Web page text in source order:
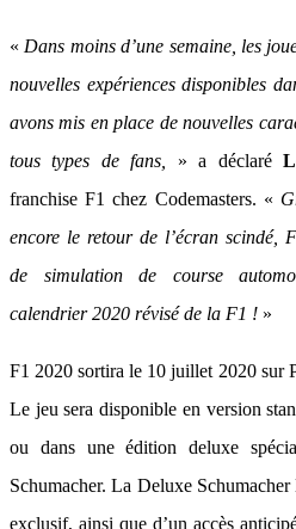
« Dans moins d’une semaine, les
nouvelles expériences disponibles
avons mis en place de nouvelles
tous types de fans,
» a déclaré
franchise F1 chez Codemasters. «
encore le retour de l’écran scindé,
de simulation de course
calendrier 2020 révisé de la F1 ! »
F1 2020 sortira le 10 juillet 2020 sur
Le jeu sera disponible en version
ou dans une édition deluxe
Schumacher. La Deluxe
exclusif, ainsi que d’un accès